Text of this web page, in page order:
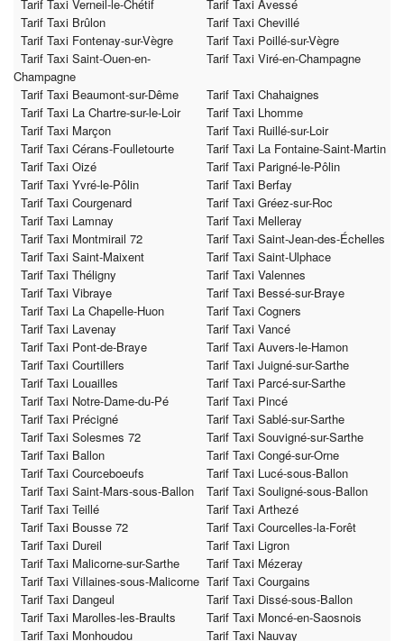
Tarif Taxi Verneil-le-Chétif
Tarif Taxi Avessé
Tarif Taxi Brûlon
Tarif Taxi Chevillé
Tarif Taxi Fontenay-sur-Vègre
Tarif Taxi Poillé-sur-Vègre
Tarif Taxi Saint-Ouen-en-
Champagne
Tarif Taxi Viré-en-Champagne
Tarif Taxi Beaumont-sur-Dême
Tarif Taxi Chahaignes
Tarif Taxi La Chartre-sur-le-Loir
Tarif Taxi Lhomme
Tarif Taxi Marçon
Tarif Taxi Ruillé-sur-Loir
Tarif Taxi Cérans-Foulletourte
Tarif Taxi La Fontaine-Saint-Martin
Tarif Taxi Oizé
Tarif Taxi Parigné-le-Pôlin
Tarif Taxi Yvré-le-Pôlin
Tarif Taxi Berfay
Tarif Taxi Courgenard
Tarif Taxi Gréez-sur-Roc
Tarif Taxi Lamnay
Tarif Taxi Melleray
Tarif Taxi Montmirail 72
Tarif Taxi Saint-Jean-des-Échelles
Tarif Taxi Saint-Maixent
Tarif Taxi Saint-Ulphace
Tarif Taxi Théligny
Tarif Taxi Valennes
Tarif Taxi Vibraye
Tarif Taxi Bessé-sur-Braye
Tarif Taxi La Chapelle-Huon
Tarif Taxi Cogners
Tarif Taxi Lavenay
Tarif Taxi Vancé
Tarif Taxi Pont-de-Braye
Tarif Taxi Auvers-le-Hamon
Tarif Taxi Courtillers
Tarif Taxi Juigné-sur-Sarthe
Tarif Taxi Louailles
Tarif Taxi Parcé-sur-Sarthe
Tarif Taxi Notre-Dame-du-Pé
Tarif Taxi Pincé
Tarif Taxi Précigné
Tarif Taxi Sablé-sur-Sarthe
Tarif Taxi Solesmes 72
Tarif Taxi Souvigné-sur-Sarthe
Tarif Taxi Ballon
Tarif Taxi Congé-sur-Orne
Tarif Taxi Courceboeufs
Tarif Taxi Lucé-sous-Ballon
Tarif Taxi Saint-Mars-sous-Ballon
Tarif Taxi Souligné-sous-Ballon
Tarif Taxi Teillé
Tarif Taxi Arthezé
Tarif Taxi Bousse 72
Tarif Taxi Courcelles-la-Forêt
Tarif Taxi Dureil
Tarif Taxi Ligron
Tarif Taxi Malicorne-sur-Sarthe
Tarif Taxi Mézeray
Tarif Taxi Villaines-sous-Malicorne Tarif Taxi Courgains
Tarif Taxi Dangeul
Tarif Taxi Dissé-sous-Ballon
Tarif Taxi Marolles-les-Braults
Tarif Taxi Moncé-en-Saosnois
Tarif Taxi Monhoudou
Tarif Taxi Nauvay